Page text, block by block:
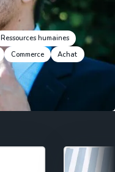
Ressources humaines
Commerce
Achat